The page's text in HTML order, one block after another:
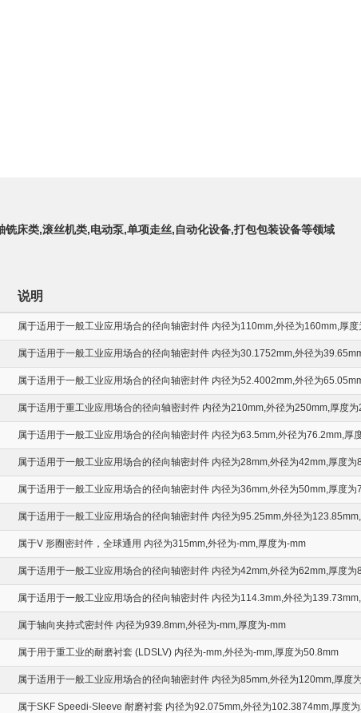
床类,滚丝机类,电动泵,单项走丝,自动化设备,打包包装设备等领域
说明
属于适用于一般工业应用场合的径向轴密封件 内径为110mm,外径为160mm,厚
属于适用于一般工业应用场合的径向轴密封件 内径为30.1752mm,外径为
属于适用于一般工业应用场合的径向轴密封件 内径为52.4002mm,外径为
属于适用于重工业应用场合的径向轴密封件 内径为210mm,外径为250mm,厚度
属于适用于一般工业应用场合的径向轴密封件 内径为63.5mm,外径为76.2mm,厚
属于适用于一般工业应用场合的径向轴密封件 内径为28mm,外径为42mm,厚度为
属于适用于一般工业应用场合的径向轴密封件 内径为36mm,外径为50mm,厚度为
属于适用于一般工业应用场合的径向轴密封件 内径为95.25mm,外径为
属于V 形圈密封件，全球通用 内径为315mm,外径为-mm,厚度为-mm
属于适用于一般工业应用场合的径向轴密封件 内径为42mm,外径为62mm,厚度为
属于适用于一般工业应用场合的径向轴密封件 内径为114.3mm,外径为
属于轴向夹持式密封件 内径为939.8mm,外径为-mm,厚度为-mm
属于用于重工业的耐磨衬套 (LDSLV) 内径为-mm,外径为-mm,厚度为50.8mm
属于适用于一般工业应用场合的径向轴密封件 内径为85mm,外径为120mm,厚度
属于SKF Speedi-Sleeve 耐磨衬套 内径为92.075mm,外径为102.3874mm,厚度